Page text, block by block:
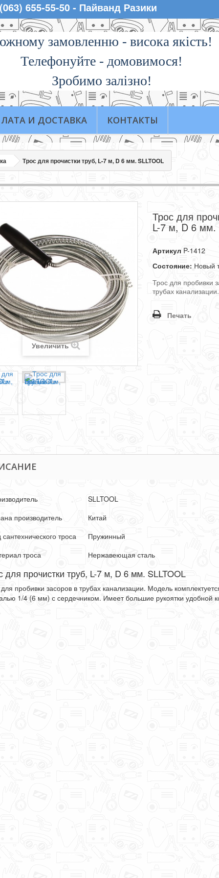
655-55-50 - Пайванд Разики
замовленню - висока якiсть!
Телефонуйте - домовимося!
Зробимо залізно!
И ДОСТАВКА КОНТАКТЫ
Трос для прочистки труб, L-7 м, D 6 мм. SLLTOOL
Увеличить
Трос для
L-7 м, D 6 мм.
Артикул P-1412
Состояние: Новый
Трос для пробивки
трубах канализации.
Печать
SLLTOOL
производитель
Китай
троса
Пружинный
троса
Нержавеющая сталь
для прочистки труб, L-7 м, D 6 мм. SLLTOOL
пробивки засоров в трубах канализации. Модель
1/4 (6 мм) с сердечником. Имеет большие рукоятки удобной